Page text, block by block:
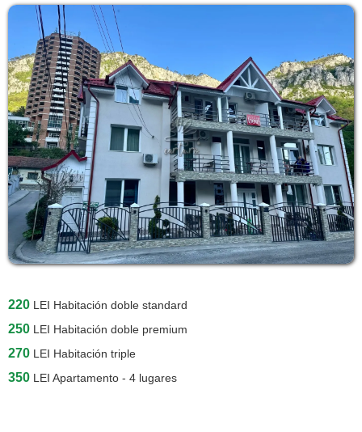
220 LEI Habitación doble standard
250 LEI Habitación doble premium
270 LEI Habitación triple
350 LEI Apartamento - 4 lugares